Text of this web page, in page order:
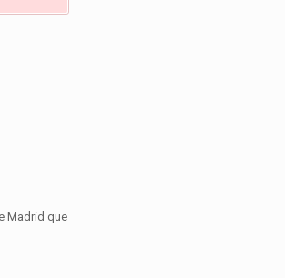
Madrid que